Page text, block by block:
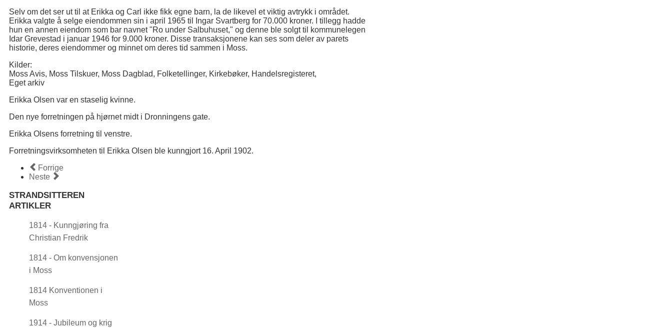
Selv om det ser ut til at Erikka og Carl ikke fikk egne barn, la de likevel et viktig avtrykk i området.
Erikka valgte å selge eiendommen sin i april 1965 til Ingar Svartberg for 70.000 kroner. I tillegg hadde
hun en annen eiendom som bar navnet "Ro under Salbuhuset," og denne ble solgt til kommunelegen
Idar Grevestad i januar 1946 for 9.000 kroner. Disse transaksjonene kan ses som deler av parets
historie, deres eiendommer og minnet om deres tid sammen i Moss.
Kilder:
Moss Avis, Moss Tilskuer, Moss Dagblad, Folketellinger, Kirkebøker, Handelsregisteret,
Eget arkiv
Erikka Olsen var en staselig kvinne.
Den nye forretningen på hjørnet midt i Dronningens gate.
Erikka Olsens forretning til venstre.
Forretningsvirksomheten til Erikka Olsen ble kunngjort 16. April 1902.
Forrige
Neste
STRANDSITTEREN
ARTIKLER
1814 - Kunngjøring fra
Christian Fredrik
1814 - Om konvensjonen
i Moss
1814 Konventionen i
Moss
1914 - Jubileum og krig